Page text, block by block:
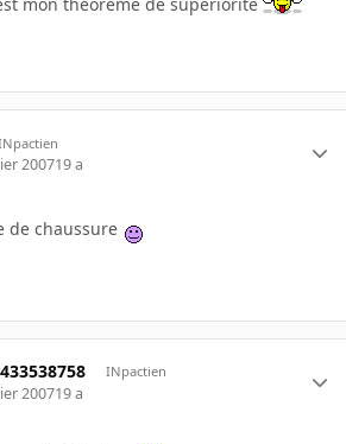
200719 a
de chaussure
INpactien
200719 a